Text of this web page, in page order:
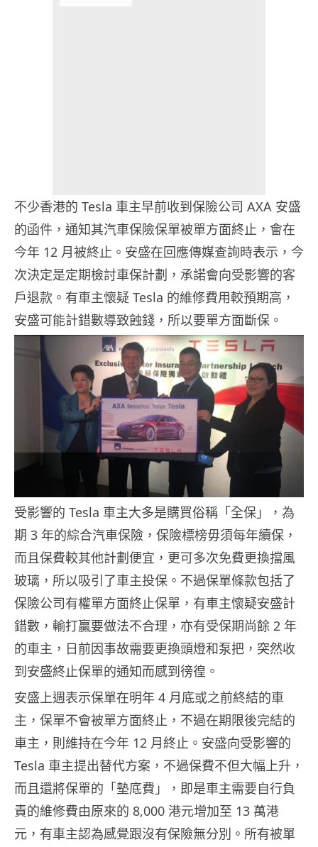
不少香港的 Tesla 車主早前收到保險公司 AXA 安盛
的函件，通知其汽車保險保單被單方面終止，會在
今年 12 月被終止。安盛在回應傳媒查詢時表示，今
次決定是定期檢討車保計劃，承諾會向受影響的客
戶退款。有車主懷疑 Tesla 的維修費用較預期高，
安盛可能計錯數導致蝕錢，所以要單方面斷保。
受影響的 Tesla 車主大多是購買俗稱「全保」，為
期 3 年的綜合汽車保險，保險標榜毋須每年續保，
而且保費較其他計劃便宜，更可多次免費更換擋風
玻璃，所以吸引了車主投保。不過保單條款包括了
保險公司有權單方面終止保單，有車主懷疑安盛計
錯數，輸打贏要做法不合理，亦有受保期尚餘 2 年
的車主，日前因事故需要更換頭燈和泵把，突然收
到安盛終止保單的通知而感到徬徨。
安盛上週表示保單在明年 4 月底或之前終結的車
主，保單不會被單方面終止，不過在期限後完結的
車主，則維持在今年 12 月終止。安盛向受影響的
Tesla 車主提出替代方案，不過保費不但大幅上升，
而且還將保單的「墊底費」，即是車主需要自行負
責的維修費由原來的 8,000 港元增加至 13 萬港
元，有車主認為感覺跟沒有保險無分別。所有被單